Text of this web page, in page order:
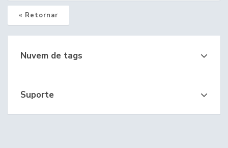
« Retornar
Nuvem de tags
Suporte